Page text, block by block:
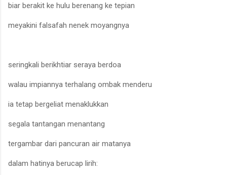
biar berakit ke hulu berenang ke tepian
meyakini falsafah nenek moyangnya
seringkali berikhtiar seraya berdoa
walau impiannya terhalang ombak menderu
ia tetap bergeliat menaklukkan
segala tantangan menantang
tergambar dari pancuran air matanya
dalam hatinya berucap lirih: